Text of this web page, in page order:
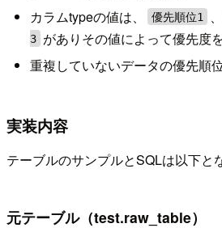
カラムtypeの値は、
優先順位1 、
3 がありその値によって優先度
重複していないデータの優先順
実装内容
テーブルのサンプルとSQLは以下と
元テーブル（test.raw_table）